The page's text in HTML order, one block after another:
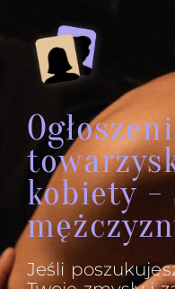
kobiety -
Jeśli